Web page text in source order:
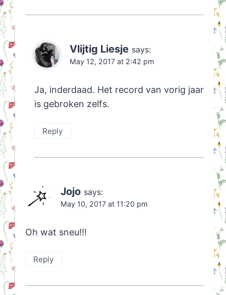
Vlijtig Liesje says:
May 12, 2017 at 2:42 pm
Ja, inderdaad. Het record van vorig jaar
is gebroken zelfs.
Reply
Jojo says:
May 10, 2017 at 11:20 pm
Oh wat sneu!!!
Reply